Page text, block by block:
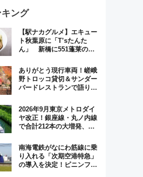
ング
【駅ナカグルメ】エキュー
ト秋葉原に「T’sたんた
ん」 新橋に551蓬莱の
オムライス専門店「肉とた
まご」新グルメ続々登場！
【2026年8月】
ありがとう現行車両！嵯峨
野トロッコ貸切＆サンダー
バードレストランで語り合
原トシヒロと行く！9月13
日「京都の鉄道満喫ツア
ー」開催
2026年9月東京メトロダイ
ヤ改正！銀座線・丸ノ内線
で合計212本の大増発、混
南海電鉄がなにわ筋線に乗
り入れる「次期空港特急」
の導入を決定！ピニンファ